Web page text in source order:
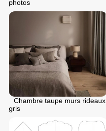
photos
Chambre taupe murs rideaux
gris